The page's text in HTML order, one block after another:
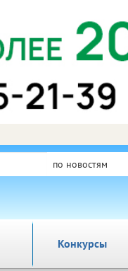
по новостям
Конкурсы